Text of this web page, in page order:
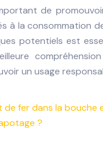
de
à la consommation
potentiels est
un usage
de fer dans la bouche
?